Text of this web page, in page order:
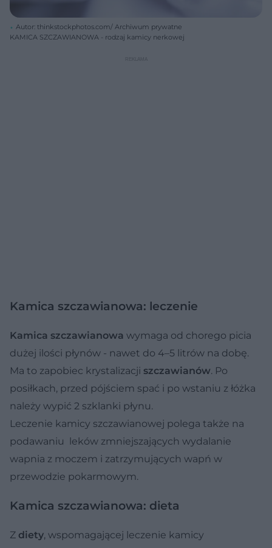
Autor: thinkstockphotos.com/ Archiwum prywatne
KAMICA SZCZAWIANOWA - rodzaj kamicy nerkowej
Kamica szczawianowa: leczenie
Kamica szczawianowa wymaga od chorego picia
dużej ilości płynów - nawet do 4–5 litrów na dobę.
Ma to zapobiec krystalizacji szczawianów. Po
posiłkach, przed pójściem spać i po wstaniu z łóżka
należy wypić 2 szklanki płynu.
Leczenie kamicy szczawianowej polega także na
podawaniu leków zmniejszających wydalanie
wapnia z moczem i zatrzymujących wapń w
przewodzie pokarmowym.
Kamica szczawianowa: dieta
Z diety, wspomagającej leczenie kamicy